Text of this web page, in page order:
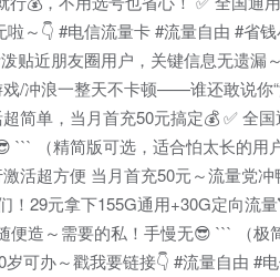
～👇 #电信流量卡 #流量自由 #省
贴近朋友圈用户，关键信息无遗漏
/冲浪一整天不卡顿——谁还敢说你
简单，当月首充50元搞定💰 ✅ 全
``` （精简版可选，适合怕太长的用
活超方便 当月首充50元～流量党
29元拿下155G通用+30G定向流
造～需要的私！手慢无😎 ``` （极
可办～戳我要链接👇 #流量自由 #